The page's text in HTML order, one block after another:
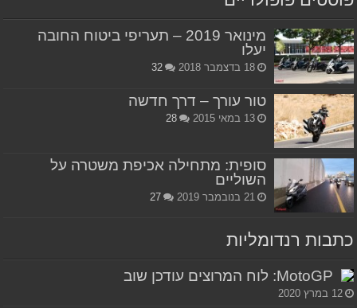
מינואר 2019 – תעריפי ביטוח החובה
יעלו
18 בדצמבר 2018 32
טור עורך – דרך חדשה
13 במאי 2015 28
סופית: מתחילה אכיפת משטרה על
השוליים
21 בנובמבר 2019 27
כתבות רנדומליות
MotoGP: לוח המרוצים עודכן שוב
12 במרץ 2020